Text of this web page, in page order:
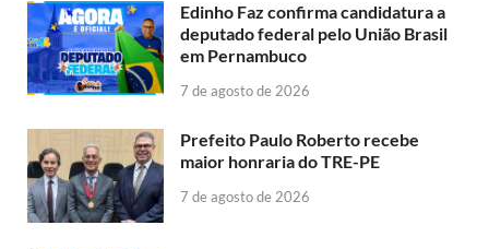
Edinho Faz confirma candidatura a
deputado federal pelo União Brasil
em Pernambuco
7 de agosto de 2026
Prefeito Paulo Roberto recebe
maior honraria do TRE-PE
7 de agosto de 2026